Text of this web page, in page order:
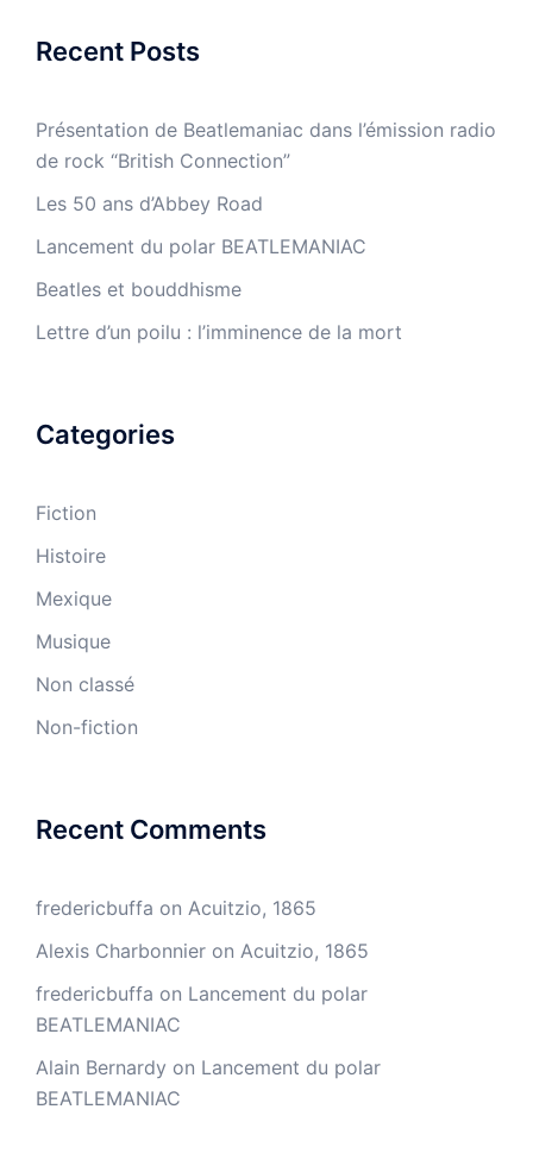
Recent Posts
Présentation de Beatlemaniac dans l’émission radio
de rock “British Connection”
Les 50 ans d’Abbey Road
Lancement du polar BEATLEMANIAC
Beatles et bouddhisme
Lettre d’un poilu : l’imminence de la mort
Categories
Fiction
Histoire
Mexique
Musique
Non classé
Non-fiction
Recent Comments
fredericbuffa on Acuitzio, 1865
Alexis Charbonnier on Acuitzio, 1865
fredericbuffa on Lancement du polar
BEATLEMANIAC
Alain Bernardy on Lancement du polar
BEATLEMANIAC